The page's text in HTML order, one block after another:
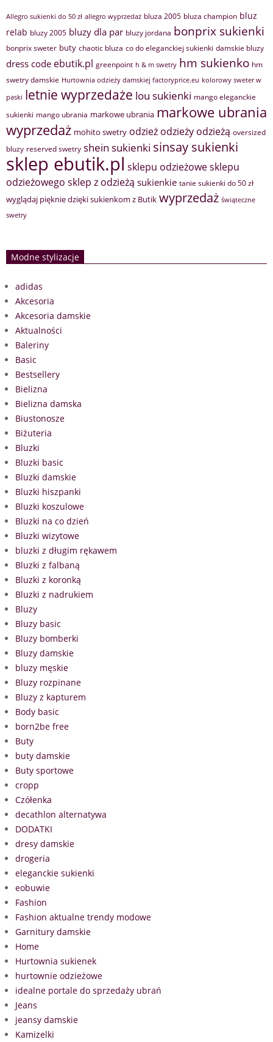
Allegro sukienki do 50 zł allegro wyprzedaż bluza 2005 bluza champion bluz
relab bluzy 2005 bluzy dla par bluzy jordana bonprix sukienki
bonprix sweter buty chaotic bluza co do eleganckiej sukienki damskie bluzy
dress code ebutik.pl greenpoint h & m swetry hm sukienko hm
swetry damskie Hurtownia odzieży damskiej factoryprice.eu kolorowy sweter w
paski letnie wyprzedaże lou sukienki mango eleganckie
sukienki mango ubrania markowe ubrania markowe ubrania
wyprzedaż mohito swetry odzież odzieży odzieżą oversized
bluzy reserved swetry shein sukienki sinsay sukienki
sklep ebutik.pl sklepu odzieżowesklepu
odzieżowego sklep z odzieżą sukienkie tanie sukienki do 50 zł
wyglądaj pięknie dzięki sukienkom z Butik wyprzedaż świąteczne
swetry
Modne stylizacje
adidas
Akcesoria
Akcesoria damskie
Aktualności
Baleriny
Basic
Bestsellery
Bielizna
Bielizna damska
Biustonosze
Biżuteria
Bluzki
Bluzki basic
Bluzki damskie
Bluzki hiszpanki
Bluzki koszulowe
Bluzki na co dzień
Bluzki wizytowe
bluzki z długim rękawem
Bluzki z falbaną
Bluzki z koronką
Bluzki z nadrukiem
Bluzy
Bluzy basic
Bluzy bomberki
Bluzy damskie
bluzy męskie
Bluzy rozpinane
Bluzy z kapturem
Body basic
born2be free
Buty
buty damskie
Buty sportowe
cropp
Czółenka
decathlon alternatywa
DODATKI
dresy damskie
drogeria
eleganckie sukienki
eobuwie
Fashion
Fashion aktualne trendy modowe
Garnitury damskie
Home
Hurtownia sukienek
hurtownie odzieżowe
idealne portale do sprzedaży ubrań
Jeans
jeansy damskie
Kamizelki